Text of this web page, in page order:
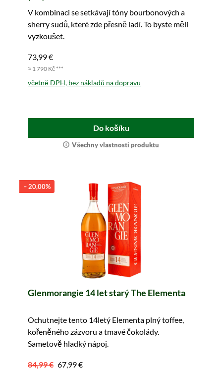
V kombinaci se setkávají tóny bourbonových a
sherry sudů, které zde přesně ladí. To byste měli
vyzkoušet.
73,99 €
≈ 1 790 Kč ***
včetně DPH, bez nákladů na dopravu
Do košíku
Všechny vlastnosti produktu
– 20,00%
Glenmorangie 14 let starý The Elementa
Ochutnejte tento 14letý Elementa plný toffee,
kořeněného zázvoru a tmavé čokolády.
Sametově hladký nápoj.
84,99 € 67,99 €